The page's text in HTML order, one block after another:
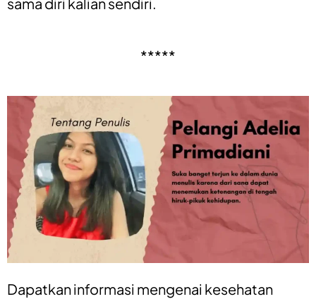
*****
Dapatkan informasi mengenai kesehatan